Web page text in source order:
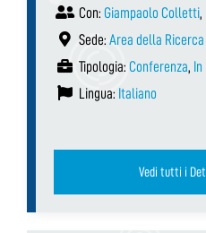
Con: Giampaolo Colletti,
Sede: Area della Ricerca
Tipologia: Conferenza, In
Lingua: Italiano
Vedi tutti i